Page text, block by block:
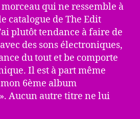
qui ne ressemble à
catalogue de The Edit
plutôt tendance à faire de
des sons électroniques,
du tout et be comporte
Il est à part même
6ème album
Aucun autre titre ne lui